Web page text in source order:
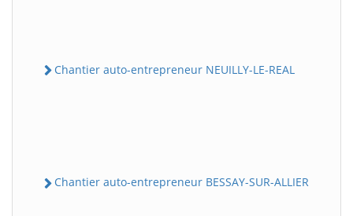
Chantier auto-entrepreneur NEUILLY-LE-REAL
Chantier auto-entrepreneur BESSAY-SUR-ALLIER